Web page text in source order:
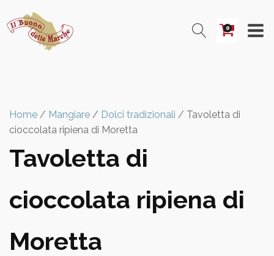
0
Home / Mangiare / Dolci tradizionali / Tavoletta di
cioccolata ripiena di Moretta
Tavoletta di
cioccolata ripiena di
Moretta